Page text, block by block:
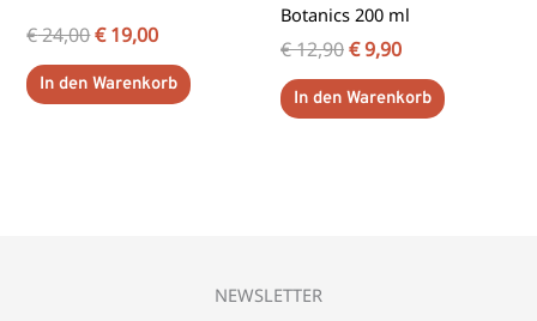
€24,00€19,00
In den Warenkorb
Botanics 200 ml
€12,90€9,90
In den Warenkorb
NEWSLETTER